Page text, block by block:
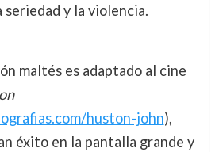
seriedad y la violencia.
maltés es adaptado al cine
huston-john),
éxito en la pantalla grande y